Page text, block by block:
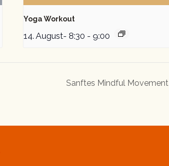
Yoga Workout
14. August- 8:30 - 9:00
Sanftes Mindful Movement